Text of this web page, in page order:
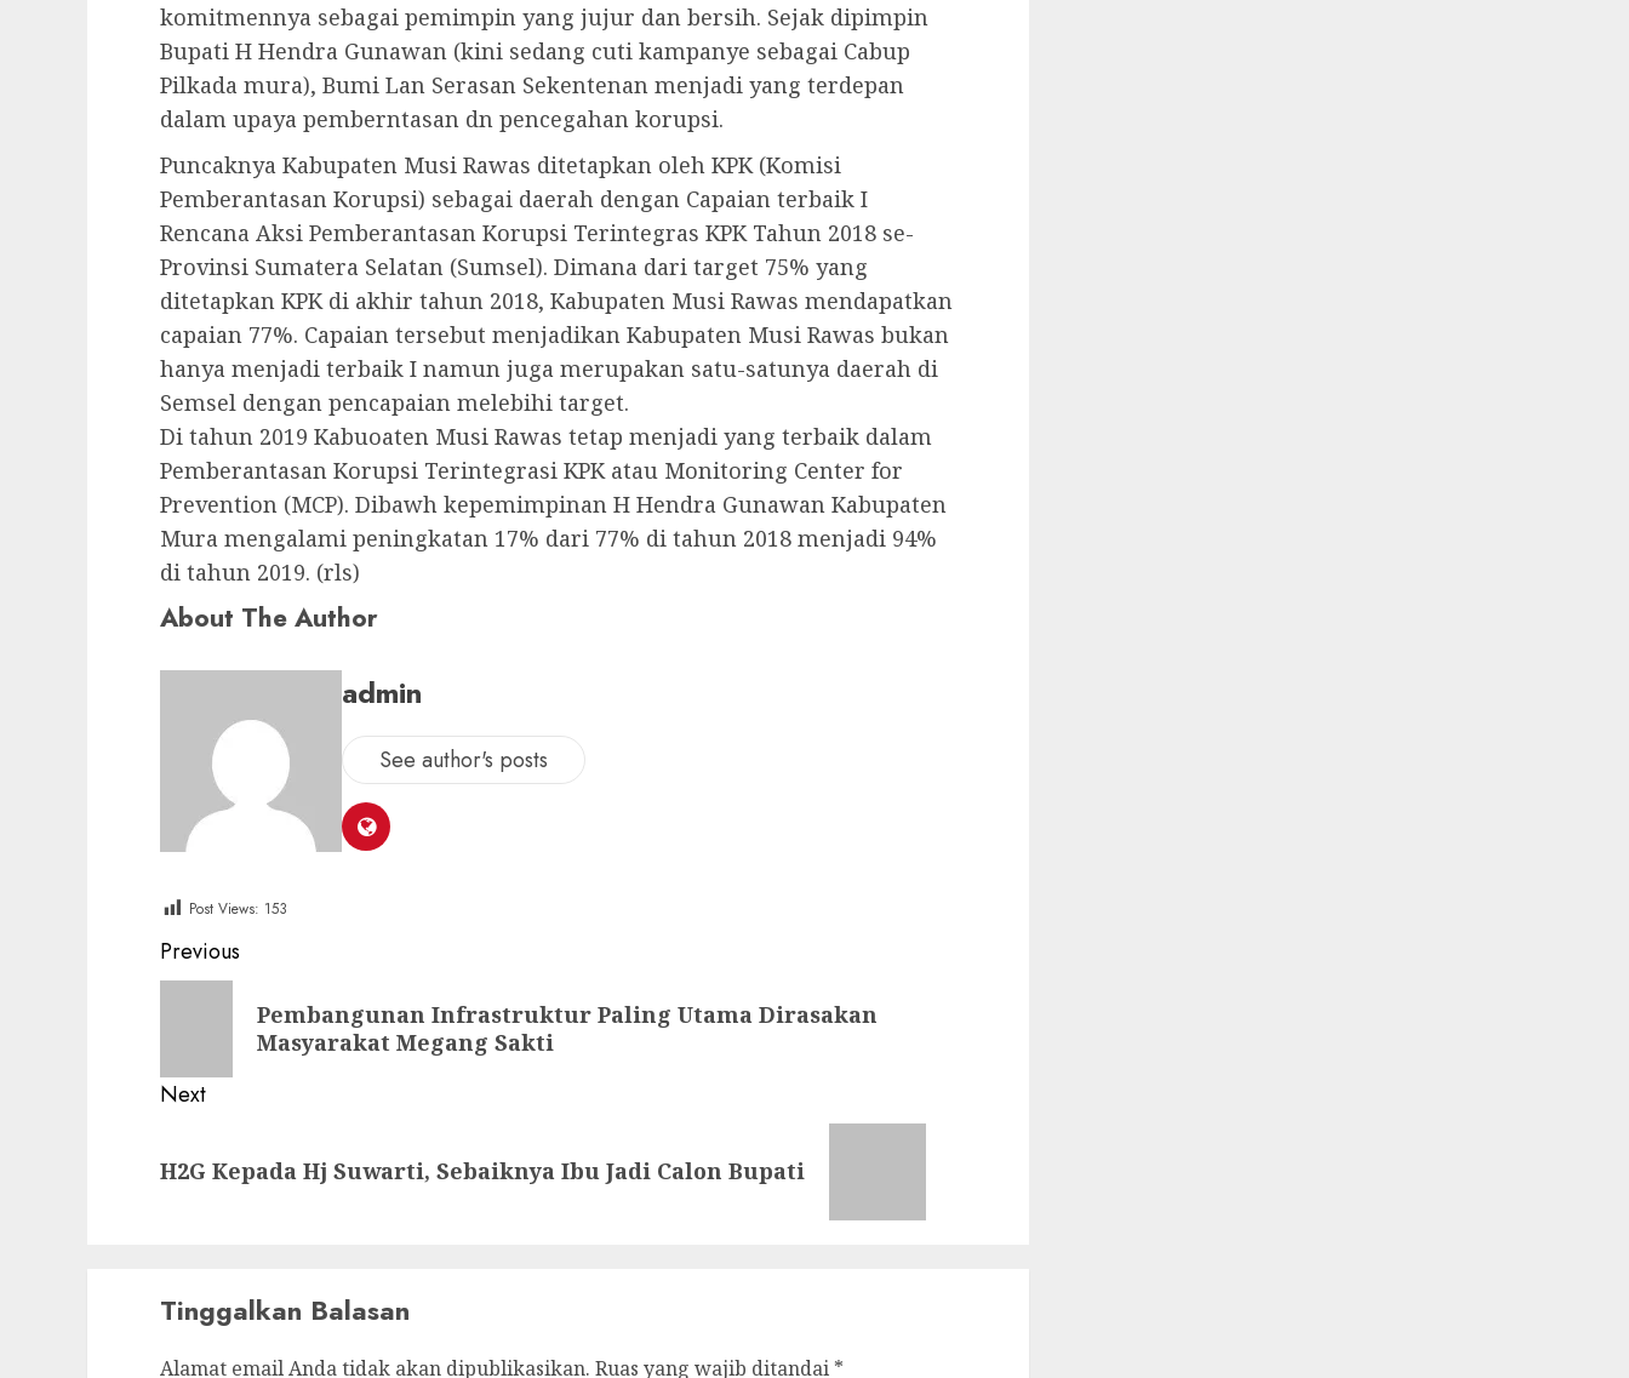
komitmennya sebagai pemimpin yang jujur dan bersih. Sejak dipimpin
Bupati H Hendra Gunawan (kini sedang cuti kampanye sebagai Cabup
Pilkada mura), Bumi Lan Serasan Sekentenan menjadi yang terdepan
dalam upaya pemberntasan dn pencegahan korupsi.
Puncaknya Kabupaten Musi Rawas ditetapkan oleh KPK (Komisi
Pemberantasan Korupsi) sebagai daerah dengan Capaian terbaik I
Rencana Aksi Pemberantasan Korupsi Terintegras KPK Tahun 2018 se-
Provinsi Sumatera Selatan (Sumsel). Dimana dari target 75% yang
ditetapkan KPK di akhir tahun 2018, Kabupaten Musi Rawas mendapatkan
capaian 77%. Capaian tersebut menjadikan Kabupaten Musi Rawas bukan
hanya menjadi terbaik I namun juga merupakan satu-satunya daerah di
Semsel dengan pencapaian melebihi target.
Di tahun 2019 Kabuoaten Musi Rawas tetap menjadi yang terbaik dalam
Pemberantasan Korupsi Terintegrasi KPK atau Monitoring Center for
Prevention (MCP). Dibawh kepemimpinan H Hendra Gunawan Kabupaten
Mura mengalami peningkatan 17% dari 77% di tahun 2018 menjadi 94%
di tahun 2019. (rls)
About The Author
admin
See author's posts
Post Views: 153
Post
navigation
Previous
Pembangunan Infrastruktur Paling Utama Dirasakan
Masyarakat Megang Sakti
Next
post:
H2G Kepada Hj Suwarti, Sebaiknya Ibu Jadi Calon Bupati
Tinggalkan Balasan
Alamat email Anda tidak akan dipublikasikan. Ruas yang wajib ditandai *